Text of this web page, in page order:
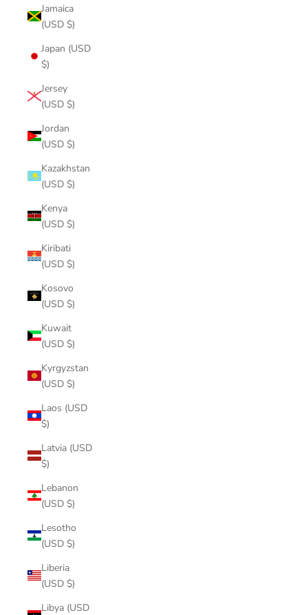
Jamaica
(USD $)
Japan (USD
$)
Jersey
(USD $)
Jordan
(USD $)
Kazakhstan
(USD $)
Kenya
(USD $)
Kiribati
(USD $)
Kosovo
(USD $)
Kuwait
(USD $)
Kyrgyzstan
(USD $)
Laos (USD
$)
Latvia (USD
$)
Lebanon
(USD $)
Lesotho
(USD $)
Liberia
(USD $)
Libya (USD